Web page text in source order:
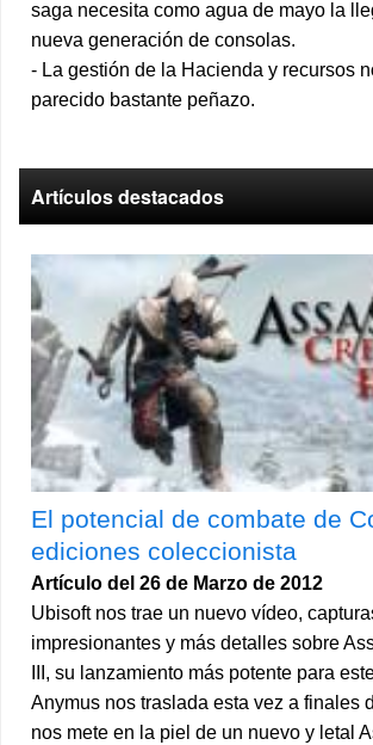
saga necesita como agua de mayo la
nueva generación de consolas.
- La gestión de la Hacienda y recursos
parecido bastante peñazo.
Artículos destacados
El potencial de combate de
ediciones coleccionista
Artículo del 26 de Marzo de 2012
Ubisoft nos trae un nuevo vídeo,
impresionantes y más detalles sobre
III, su lanzamiento más potente para
Anymus nos traslada esta vez a finales
nos mete en la piel de un nuevo y letal